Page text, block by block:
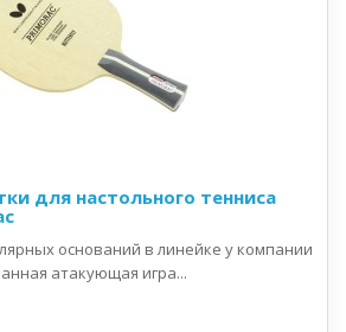
для настольного тенниса
оснований в линейке у компании
атакующая игра...